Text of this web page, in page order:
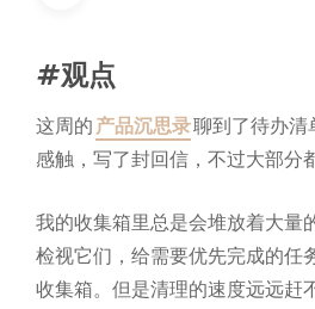
#观点
这周的产品沉思录聊到了待办清
感触，写了封回信，不过大部分
我的收集箱里总是会堆放着大量
检视它们，给需要优先完成的任
收集箱。但是清理的速度远远赶